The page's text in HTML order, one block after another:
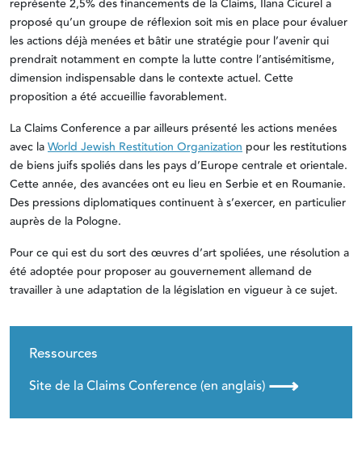
représente 2,5% des financements de la Claims, Ilana Cicurel a
proposé qu’un groupe de réflexion soit mis en place pour évaluer
les actions déjà menées et bâtir une stratégie pour l’avenir qui
prendrait notamment en compte la lutte contre l’antisémitisme,
dimension indispensable dans le contexte actuel. Cette
proposition a été accueillie favorablement.
La Claims Conference a par ailleurs présenté les actions menées
avec laWorld Jewish Restitution Organization pour les restitutions
de biens juifs spoliés dans les pays d’Europe centrale et orientale.
Cette année, des avancées ont eu lieu en Serbie et en Roumanie.
Des pressions diplomatiques continuent à s’exercer, en particulier
auprès de la Pologne.
Pour ce qui est du sort des œuvres d’art spoliées, une résolution a
été adoptée pour proposer au gouvernement allemand de
travailler à une adaptation de la législation en vigueur à ce sujet.
Ressources
Site de la Claims Conference (en anglais) ⟶